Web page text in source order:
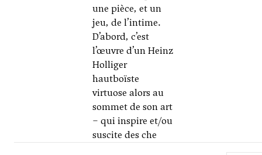
une pièce, et un
jeu, de l’intime.
D’abord, c’est
l’œuvre d’un Heinz
Holliger
hautboïste
virtuose alors au
sommet de son art
– qui inspire et/ou
suscite des che